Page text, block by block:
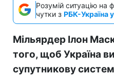
Розумій ситуацію на
чутки з РБК-Україна
Мільярдер Ілон
того, щоб Україна
супутникову